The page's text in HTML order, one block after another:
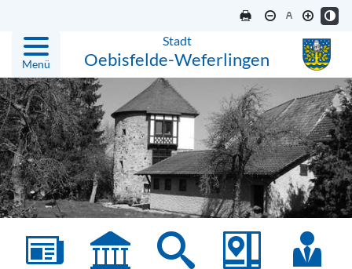
Menü
Stadt
Oebisfelde-Weferlingen